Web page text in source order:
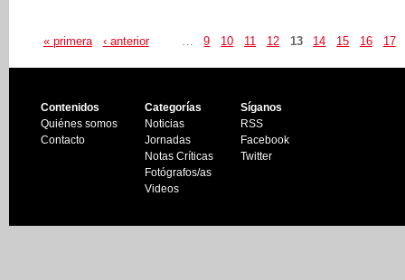
« primera ‹ anterior … 9 10 11 12 13 14 15 16 17
Contenidos
Quiénes somos
Contacto
Categorías
Noticias
Jornadas
Notas Críticas
Fotógrafos/as
Videos
Síganos
RSS
Facebook
Twitter